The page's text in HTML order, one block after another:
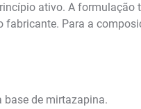
ativo. A
Para a
de mirtazapina.